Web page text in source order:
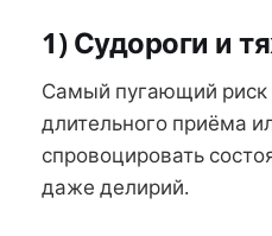
1) Судороги и
Самый пугающий риск
длительного приёма
спровоцировать
даже делирий.